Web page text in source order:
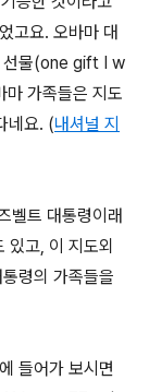
고요. 오바마 대
선물(one gift I w
가족들은 지도
네요. (내셔널 지
벨트 대통령이래
있고, 이 지도외
령의 가족들을
에 들어가 보시면